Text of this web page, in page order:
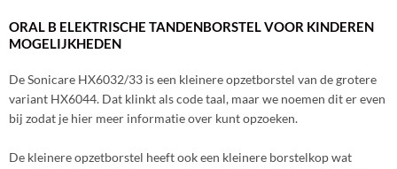
ORAL B ELEKTRISCHE TANDENBORSTEL VOOR KINDEREN
MOGELIJKHEDEN
De Sonicare HX6032/33 is een kleinere opzetborstel van de grotere
variant HX6044. Dat klinkt als code taal, maar we noemen dit er even
bij zodat je hier meer informatie over kunt opzoeken.
De kleinere opzetborstel heeft ook een kleinere borstelkop wat